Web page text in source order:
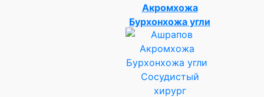
Акромхожа
Бурхонхожа угли
Сосудистый
хирург